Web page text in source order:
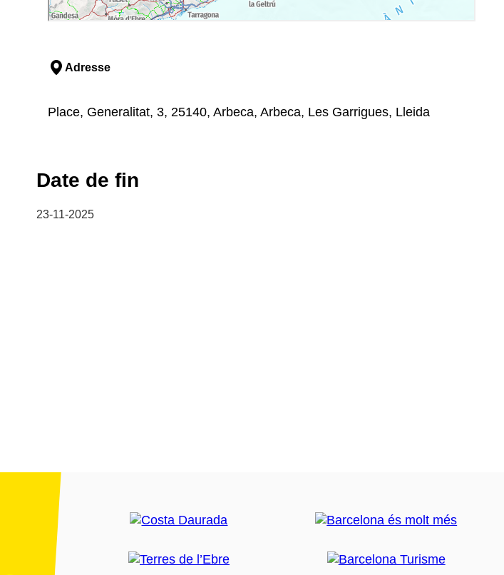
Adresse
Place, Generalitat, 3, 25140, Arbeca, Arbeca, Les Garrigues, Lleida
Date de fin
23-11-2025